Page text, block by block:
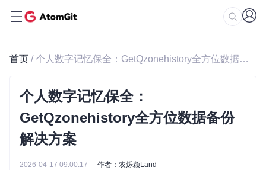
首页 / 个人数字记忆保全：GetQzonehistory全方位数据备份解决方案
个人数字记忆保全：
GetQzonehistory全方位数据备份
解决方案
2026-04-17 09:00:17 作者：农烁颖Land